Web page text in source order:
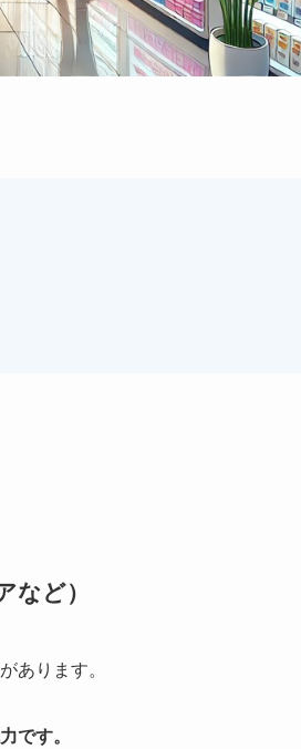
ど）
あります。
です。